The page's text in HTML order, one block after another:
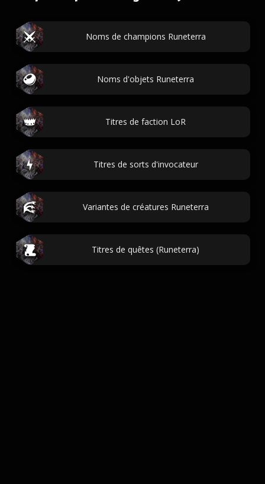
Noms de champions Runeterra
Noms d'objets Runeterra
Titres de faction LoR
Titres de sorts d'invocateur
Variantes de créatures Runeterra
Titres de quêtes (Runeterra)